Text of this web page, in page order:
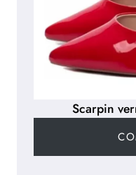
Scarpin